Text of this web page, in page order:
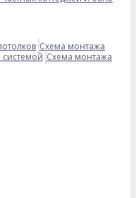
Схема монтажа
системой Схема монтажа